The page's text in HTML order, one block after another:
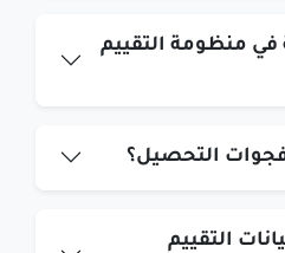
ما التقارير المتضمّنة في منظومة التقييم
التقييم